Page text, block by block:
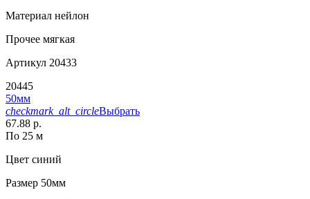
Материал нейлон
Прочее мягкая
Артикул 20433
20445
50мм
checkmark_alt_circleВыбрать
67.88 р.
По 25 м
Цвет синий
Размер 50мм